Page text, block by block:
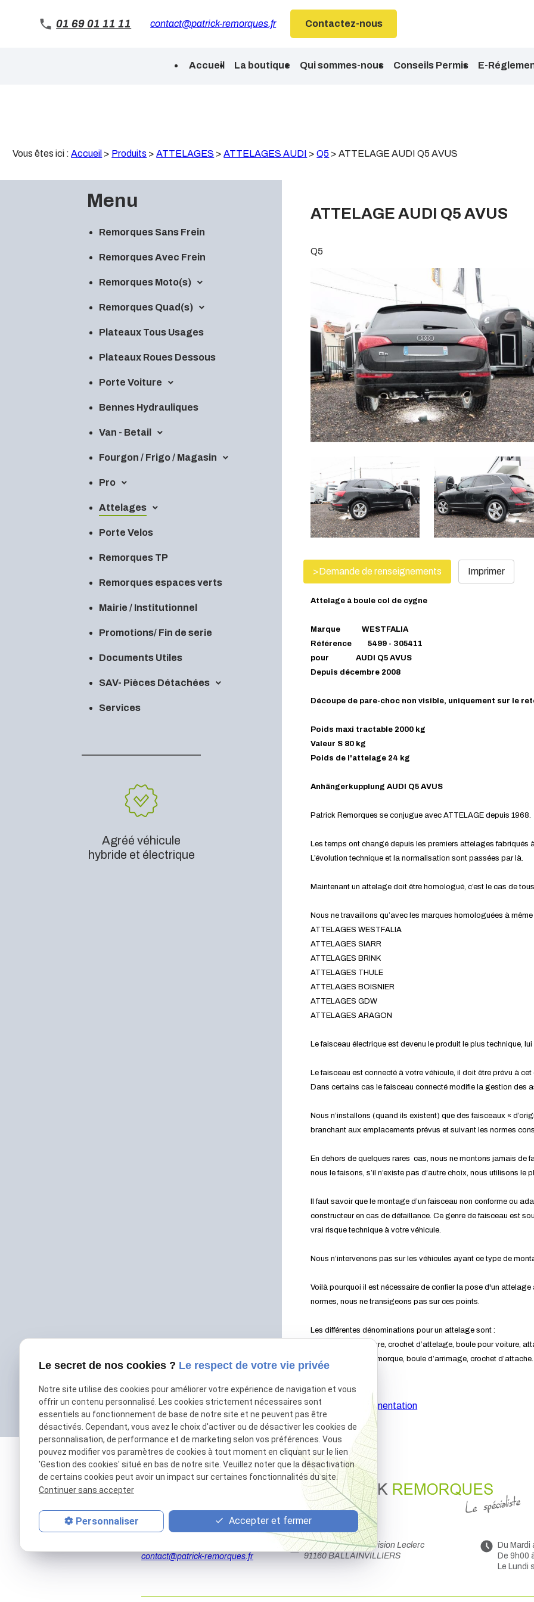
01 69 01 11 11 contact@patrick-remorques.fr Contactez-nous
Accueil La boutique Qui sommes-nous Conseils Permis E-
Vous êtes ici :Accueil > Produits >ATTELAGES >ATTELAGES AUDI >Q5 >ATTELAGE AUDI Q5 AVUS
Menu
Remorques Sans Frein
Remorques Avec Frein
Remorques Moto(s)
Remorques Quad(s)
Plateaux Tous Usages
Plateaux Roues Dessous
Porte Voiture
Bennes Hydrauliques
Van - Betail
Fourgon / Frigo / Magasin
Pro
Attelages
Porte Velos
Remorques TP
Remorques espaces verts
Mairie / Institutionnel
Promotions/ Fin de serie
Documents Utiles
SAV- Pièces Détachées
Services
Agréé véhicule
hybride et électrique
ATTELAGE AUDI Q5 AVUS
Q5
>Demande de renseignements Imprimer
Attelage à boule col de cygne
Marque WESTFALIA
Référence 5499 - 305411
pour AUDI Q5 AVUS
Depuis décembre 2008
Découpe de pare-choc non visible, uniquement sur le
Poids maxi tractable 2000 kg
Valeur S 80 kg
Poids de l'attelage 24 kg
Anhängerkupplung AUDI Q5 AVUS
Patrick Remorques se conjugue avec ATTELAGE depuis 1968.
Les temps ont changé depuis les premiers attelages fabriqués
L’évolution technique et la normalisation sont passées par là.
Maintenant un attelage doit être homologué, c’est le cas de
Nous ne travaillons qu’avec les marques homologuées à
ATTELAGES WESTFALIA
ATTELAGES SIARR
ATTELAGES BRINK
ATTELAGES THULE
ATTELAGES BOISNIER
ATTELAGES GDW
ATTELAGES ARAGON
Le faisceau électrique est devenu le produit le plus technique,
Le faisceau est connecté à votre véhicule, il doit être prévu à
Dans certains cas le faisceau connecté modifie la gestion des
Nous n’installons (quand ils existent) que des faisceaux «
branchant aux emplacements prévus et suivant les normes
En dehors de quelques rares cas, nous ne montons jamais
nous le faisons, s’il n’existe pas d’autre choix, nous utilisons
Il faut savoir que le montage d’un faisceau non conforme ou
constructeur en cas de défaillance. Ce genre de faisceau est
vrai risque technique à votre véhicule.
Nous n’intervenons pas sur les véhicules ayant ce type de
Voilà pourquoi il est nécessaire de confier la pose d'un
normes, nous ne transigeons pas sur ces points.
Les différentes dénominations pour un attelage sont :
Attelage pour voiture, crochet d’attelage, boule pour voiture,
auto, boule pour remorque, boule d’arrimage, crochet d’attache.
Afficher la documentation
contact@patrick-remorques.fr
44 Avenue de la Division Leclerc
91160 BALLAINVILLIERS
Du Mardi
De 9h00
Le Lundi
Le secret de nos cookies ? Le respect de votre vie privée
Notre site utilise des cookies pour améliorer votre expérience de navigation et vous
offrir un contenu personnalisé. Les cookies strictement nécessaires sont
essentiels au fonctionnement de base de notre site et ne peuvent pas être
désactivés. Cependant, vous avez le choix d'activer ou de désactiver les cookies de
personnalisation, de performance et de marketing selon vos préférences. Vous
pouvez modifier vos paramètres de cookies à tout moment en cliquant sur le lien
'Gestion des cookies' situé en bas de notre site. Veuillez noter que la désactivation
de certains cookies peut avoir un impact sur certaines fonctionnalités du site.
Continuer sans accepter
Personnaliser Accepter et fermer